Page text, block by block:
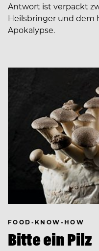
Antwort ist verpackt
Heilsbringer und dem
Apokalypse.
FOOD-KNOW-HOW
Bitte ein Pilz